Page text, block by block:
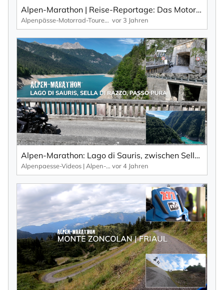
Alpen-Marathon | Reise-Reportage: Das Motorradland Kärnten – zwischen Seen und Hochalpen (Teil 1).
Alpenpässe-Motorrad-Touren: Alpen-Marathon, die TV-Reportagen vor 3 Jahren
Alpen-Marathon: Lago di Sauris, zwischen Sella di Razzo, Passo Pura und Sella Chiampon – Teaser, Impressionen.
Alpenpaesse-Videos | Alpen-Marathon vor 4 Jahren
Newsletter abonnieren